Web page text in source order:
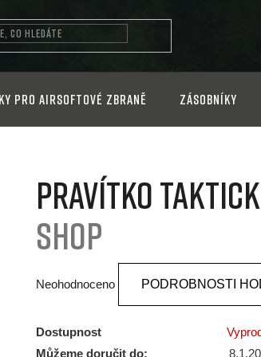
pro airsoftové zbraně Zásobníky
Pravítko
shop
je
Neohodnoceno PODROBNOSTI
Dostupnost
Můžeme doručit do: